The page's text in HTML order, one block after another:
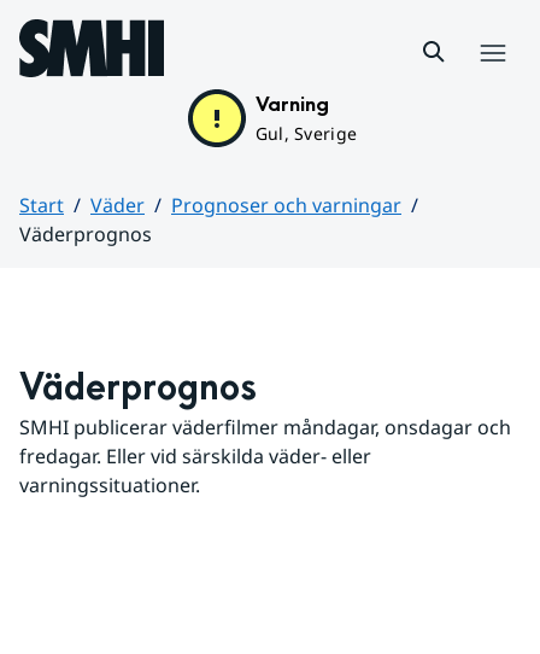
Hoppa till sidans innehåll
Varning
Gul, Sverige
Start Väder
Prognoser och varningar
Väderprognos
Väderprognos
SMHI publicerar väderfilmer måndagar, onsdagar och
fredagar. Eller vid särskilda väder- eller
varningssituationer.